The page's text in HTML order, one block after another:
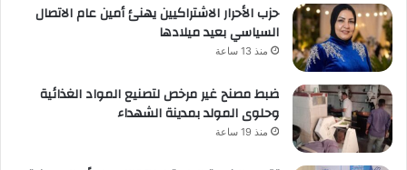
حزب الأحرار الاشتراكيين يهنئ أمين عام الاتصال
السياسي بعيد ميلادها
منذ 13 ساعة
ضبط مصنح غير مرخص لتصنيع المواد الغذائية
وحلوى المولد بمدينة الشهداء
منذ 19 ساعة